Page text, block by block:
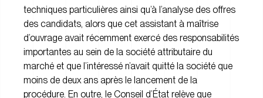
techniques particulières ainsi qu’à l’analyse des offres
des candidats, alors que cet assistant à maîtrise
d’ouvrage avait récemment exercé des responsabilités
importantes au sein de la société attributaire du
marché et que l’intéressé n’avait quitté la société que
moins de deux ans après le lancement de la
procédure. En outre, le Conseil d’État relève que